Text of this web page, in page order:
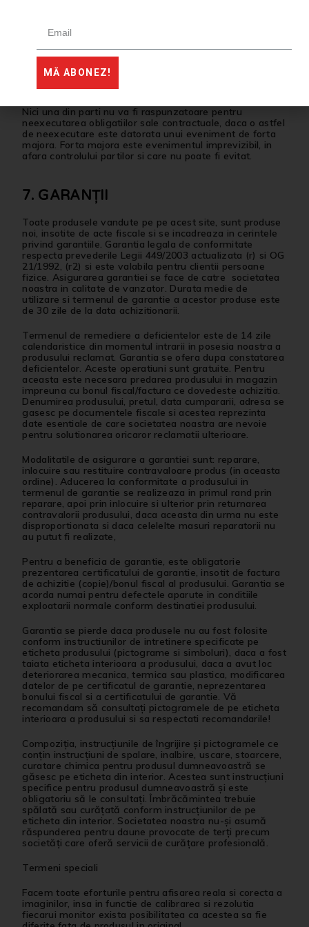
oferită de către societatea noastra, fără a aduce
6. FORȚA MAJORĂ
Nici una din parti nu va fi raspunzatoare pentru
neexecutarea obligatiilor sale contractuale, daca o astfel
de neexecutare este datorata unui eveniment de forta
majora. Forta majora este evenimentul imprevizibil, in
afara controlului partilor si care nu poate fi evitat.
7. GARANȚII
Toate produsele vandute pe pe acest site, sunt produse
noi, insotite de acte fiscale si se incadreaza in cerintele
privind garantiile. Garantia legala de conformitate
respecta prevederile Legii 449/2003 actualizata (r) si OG
21/1992, (r2) si este valabila pentru clientii persoane
fizice. Asigurarea garantiei se face de catre societatea
noastra in calitate de vanzator. Durata medie de
utilizare si termenul de garantie a acestor produse este
de 30 zile de la data achizitionarii.
Termenul de remediere a deficientelor este de 14 zile
calendaristice din momentul intrarii in posesia noastra a
produsului reclamat. Garantia se ofera dupa constatarea
deficientelor. Aceste operatiuni sunt gratuite. Pentru
aceasta este necesara predarea produsului in magazin
impreuna cu bonul fiscal/factura ce dovedeste achizitia.
Denumirea produsului, pretul, data cumpararii, adresa se
gasesc pe documentele fiscale si acestea reprezinta
date esentiale de care societatea noastra are nevoie
pentru solutionarea oricaror reclamatii ulterioare.
Modalitatile de asigurare a garantiei sunt: reparare,
inlocuire sau restituire contravaloare produs (in aceasta
ordine). Aducerea la conformitate a produsului in
termenul de garantie se realizeaza in primul rand prin
reparare, apoi prin inlocuire si ulterior prin returnarea
contravalorii produsului, daca aceasta din urma nu este
disproportionata si daca celelelte masuri reparatorii nu
au putut fi realizate,
Pentru a beneficia de garantie, este obligatorie
prezentarea certificatului de garantie, insotit de factura
de achizitie (copie)/bonul fiscal al produsului. Garantia se
acorda numai pentru defectele aparute in conditiile
exploatarii normale conform destinatiei produsului.
Garantia se pierde daca produsele nu au fost folosite
conform instructiunilor de intretinere specificate pe
eticheta produsului (pictograme si simboluri), daca a fost
taiata eticheta interioara a produsului, daca a avut loc
deteriorarea mecanica, termica sau plastica, modificarea
datelor de pe certificatul de garantie, neprezentarea
bonului fiscal si a certificatului de garantie. Vă
recomandam să consultaţi pictogramele de pe eticheta
interioara a produsului si sa respectati recomandarile!
Compoziţia, instrucţiunile de îngrijire şi pictogramele ce
conţin instrucţiuni de spalare, inalbire, uscare, stoarcere,
curatare chimica pentru produsul dumneavoastră se
găsesc pe eticheta din interior. Acestea sunt instrucţiuni
specifice pentru produsul dumneavoastră şi este
obligatoriu să le consultaţi. Îmbrăcămintea trebuie
spălată sau curăţată conform instrucţiunilor de pe
eticheta din interior. Societatea noastra nu-şi asumă
răspunderea pentru daune provocate de terţi precum
societăţi care oferă servicii de curăţare profesională.
Termeni speciali
Facem toate eforturile pentru afisarea reala si corecta a
imaginilor, insa in functie de calibrarea si rezolutia
fiecarui monitor exista posibilitatea ca acestea sa fie
MĂ ABONEZ!